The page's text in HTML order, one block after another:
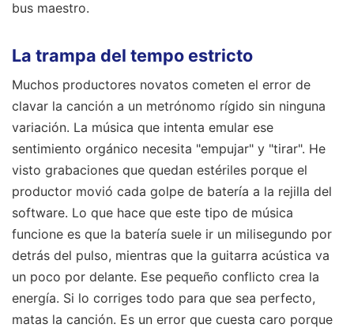
bus maestro.
La trampa del tempo estricto
Muchos productores novatos cometen el error de
clavar la canción a un metrónomo rígido sin ninguna
variación. La música que intenta emular ese
sentimiento orgánico necesita "empujar" y "tirar". He
visto grabaciones que quedan estériles porque el
productor movió cada golpe de batería a la rejilla del
software. Lo que hace que este tipo de música
funcione es que la batería suele ir un milisegundo por
detrás del pulso, mientras que la guitarra acústica va
un poco por delante. Ese pequeño conflicto crea la
energía. Si lo corriges todo para que sea perfecto,
matas la canción. Es un error que cuesta caro porque